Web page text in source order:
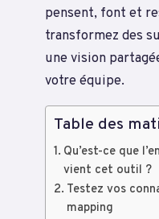
pensent, font et
transformez des
une vision
votre équipe.
Table des
Qu’est-ce que
vient cet outil ?
Testez vos
mapping